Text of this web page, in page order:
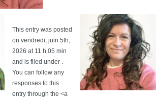
This entry was posted
on vendredi, juin 5th,
2026 at 11 h 05 min
and is filed under .
You can follow any
responses to this
entry through the <a